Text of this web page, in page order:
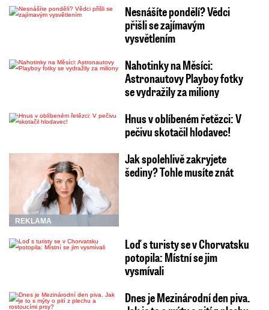
Nesnášíte pondělí? Vědci
přišli se zajímavým
vysvětlením
Nahotinky na Měsíci:
Astronautovy Playboy fotky
se vydražily za miliony
Hnus v oblíbeném řetězci: V
pečivu skotačil hlodavec!
REKLAMA
Jak spolehlivě zakryjete
šediny? Tohle musíte znát
Loď s turisty se v Chorvatsku
potopila: Místní se jim
vysmívali
Dnes je Mezinárodní den piva.